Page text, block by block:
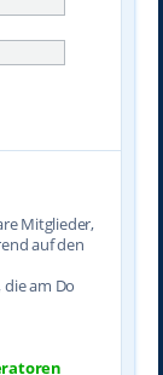
Mitglieder,
auf den
die am Do